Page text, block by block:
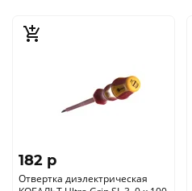
182 p
Отвертка диэлектрическая